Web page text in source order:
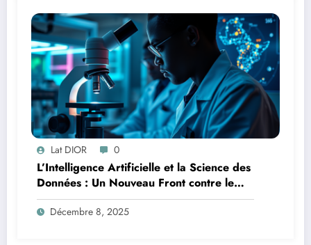
Lat DIOR 0
L’Intelligence Artificielle et la Science des
Données : Un Nouveau Front contre le
Paludisme en Afrique
Décembre 8, 2025